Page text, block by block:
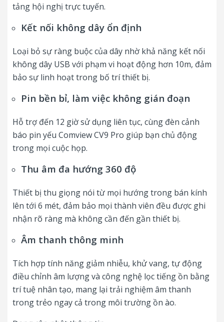
tảng hội nghị trực tuyến.
Kết nối không dây ổn định
Loại bỏ sự ràng buộc của dây nhờ khả năng kết nối
không dây USB với phạm vi hoạt động hơn 10m, đảm
bảo sự linh hoạt trong bố trí thiết bị.
Pin bền bỉ, làm việc không gián đoạn
Hỗ trợ đến 12 giờ sử dụng liên tục, cùng đèn cảnh
báo pin yếu Comview CV9 Pro giúp bạn chủ động
trong mọi cuộc họp.
Thu âm đa hướng 360 độ
Thiết bị thu giọng nói từ mọi hướng trong bán kính
lên tới 6 mét, đảm bảo mọi thành viên đều được ghi
nhận rõ ràng mà không cần đến gần thiết bị.
Âm thanh thông minh
Tích hợp tính năng giảm nhiễu, khử vang, tự động
điều chỉnh âm lượng và công nghệ lọc tiếng ồn bằng
trí tuệ nhân tạo, mang lại trải nghiệm âm thanh
trong trẻo ngay cả trong môi trường ồn ào.